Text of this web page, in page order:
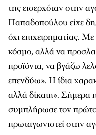
της εισερχόταν στην
Παπαδοπούλου είχε
όχι επιχειρηµατίας.
κόσµο, αλλά να
προϊόντα, να βγάζω
επενδύω». Η ίδια
αλλά δίκαιη». Σήµερα
συµπλήρωσε τον
πρωταγωνιστεί στην